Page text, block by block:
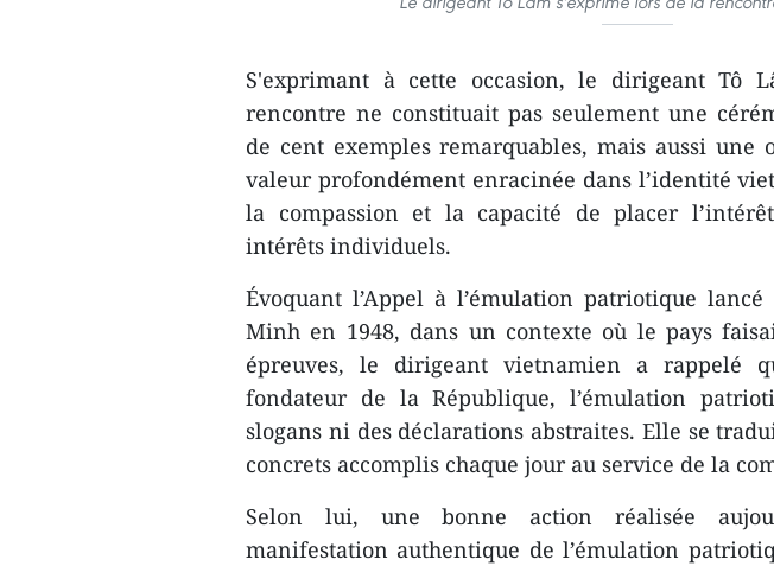
S'exprimant à cette occasion, le dirigeant Tô
rencontre ne constituait pas seulement une
de cent exemples remarquables, mais aussi une
valeur profondément enracinée dans l’identité
la compassion et la capacité de placer
intérêts individuels.
Évoquant l’Appel à l’émulation patriotique
Minh en 1948, dans un contexte où le pays
épreuves, le dirigeant vietnamien a rappelé
fondateur de la République, l’émulation
slogans ni des déclarations abstraites. Elle se
concrets accomplis chaque jour au service de la
Selon lui, une bonne action réalisée
manifestation authentique de l’émulation